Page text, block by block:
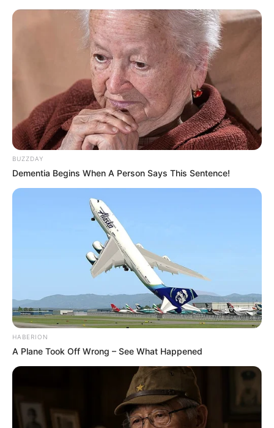
BUZZDAY
Dementia Begins When A Person Says This Sentence!
HABERION
A Plane Took Off Wrong – See What Happened